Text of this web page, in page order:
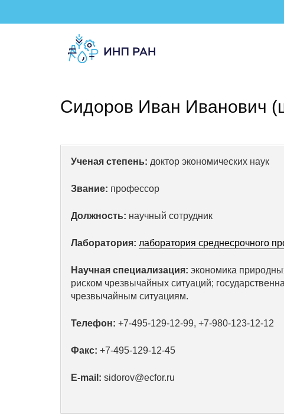
Сидоров Иван Иванович
Ученая степень: доктор экономических наук
Звание: профессор
Должность: научный сотрудник
Лаборатория: лаборатория среднесрочного
Научная специализация: экономика
риском чрезвычайных ситуаций;
чрезвычайным ситуациям.
Телефон: +7-495-129-12-99, +7-980-123-12-12
Факс: +7-495-129-12-45
E-mail: sidorov@ecfor.ru